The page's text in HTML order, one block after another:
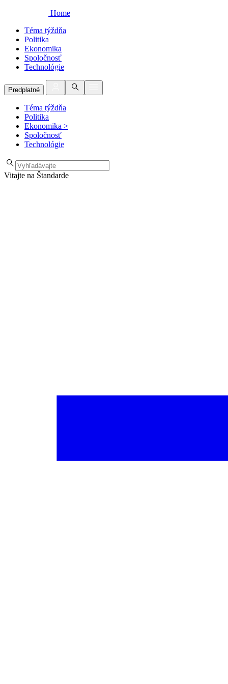
Home
Téma týždňa
Politika
Ekonomika
Spoločnosť
Technológie
Predplatné
Téma týždňa
Politika
Ekonomika >
Spoločnosť
Technológie
Vitajte na Štandarde